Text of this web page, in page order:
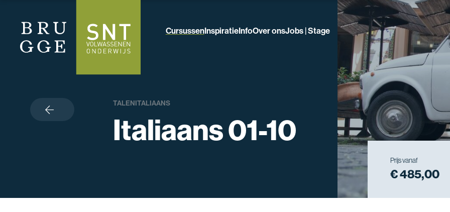
CursussenInspiratieInfoOver onsJobs | Stage
Prijs vanaf
€ 485,00
TALENITALIAANS
Italiaans 01-10